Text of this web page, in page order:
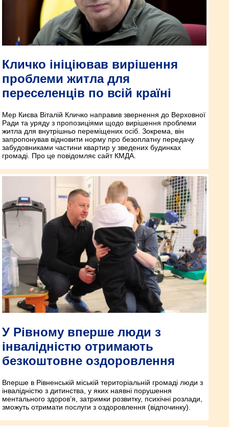
Кличко ініціював вирішення
проблеми житла для
переселенців по всій країні
Мер Києва Віталій Кличко направив звернення до Верховної
Ради та уряду з пропозиціями щодо вирішення проблеми
житла для внутрішньо переміщених осіб. Зокрема, він
запропонував відновити норму про безоплатну передачу
забудовниками частини квартир у зведених будинках
громаді. Про це повідомляє сайт КМДА.
У Рівному вперше люди з
інвалідністю отримають
безкоштовне оздоровлення
Вперше в Рівненській міській територіальній громаді люди з
інвалідністю з дитинства, у яких наявні порушення
ментального здоров’я, затримки розвитку, психічні розлади,
зможуть отримати послуги з оздоровлення (відпочинку).